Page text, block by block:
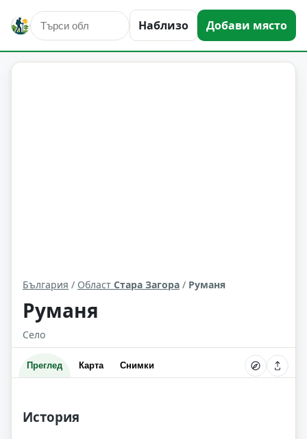
Наблизо Добави място
Руманя Област: Стара Загора
България / Област Стара Загора / Руманя
Руманя
Село
Преглед Карта Снимки
История